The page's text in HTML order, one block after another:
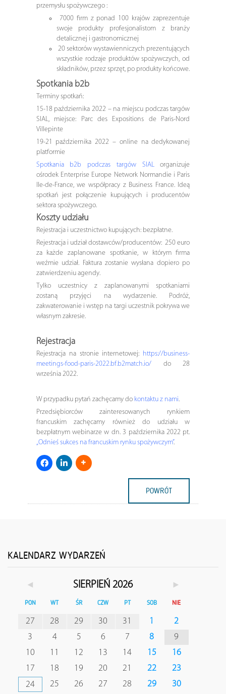
przemysłu spożywczego :
7000 firm z ponad 100 krajów zaprezentuje
swoje produkty profesjonalistom z branży
detalicznej i gastronomicznej
20 sektorów wystawienniczych prezentujących
wszystkie rodzaje produktów spożywczych, od
składników, przez sprzęt, po produkty końcowe.
Spotkania b2b
Terminy spotkań:
15-18 października 2022 – na miejscu podczas targów
SIAL, miejsce: Parc des Expositions de Paris-Nord
Villepinte
19-21 października 2022 – online na dedykowanej
platformie
Spotkania b2b podczas targów SIALorganizuje
ośrodek Enterprise Europe Network Normandie i Paris
Ile-de-France, we współpracy z Business France. Ideą
spotkań jest połączenie kupujących i producentów
sektora spożywczego.
Koszty udziału
Rejestracja i uczestnictwo kupujących: bezpłatne.
Rejestracja i udział dostawców/producentów: 250 euro
za każde zaplanowane spotkanie, w którym firma
weźmie udział. Faktura zostanie wysłana dopiero po
zatwierdzeniu agendy.
Tylko uczestnicy z zaplanowanymi spotkaniami
zostaną przyjęci na wydarzenie. Podróż,
zakwaterowanie i wstęp na targi uczestnik pokrywa we
własnym zakresie.
Rejestracja
Rejestracja na stronie internetowej: https://business-
meetings-food-paris-2022.bf.b2match.io/do 28
września 2022.
W przypadku pytań zachęcamy do kontaktu z nami.
Przedsiębiorców zainteresowanych rynkiem
francuskim zachęcamy również do udziału w
bezpłatnym webinarze w dn. 3 października 2022 pt.
„Odnieś sukces na francuskim rynku spożywczym”.
POWRÓT
KALENDARZ WYDARZEŃ
◄ SIERPIEŃ 2026 ►
PON WT ŚR CZW PT SOB NIE
27 28 29 30 31 1
2
3
4 5 6 7 8
9
10
11 12 13 14 15
16
17
18 19 20 21 22
23
24
25 26 27 28 29 30